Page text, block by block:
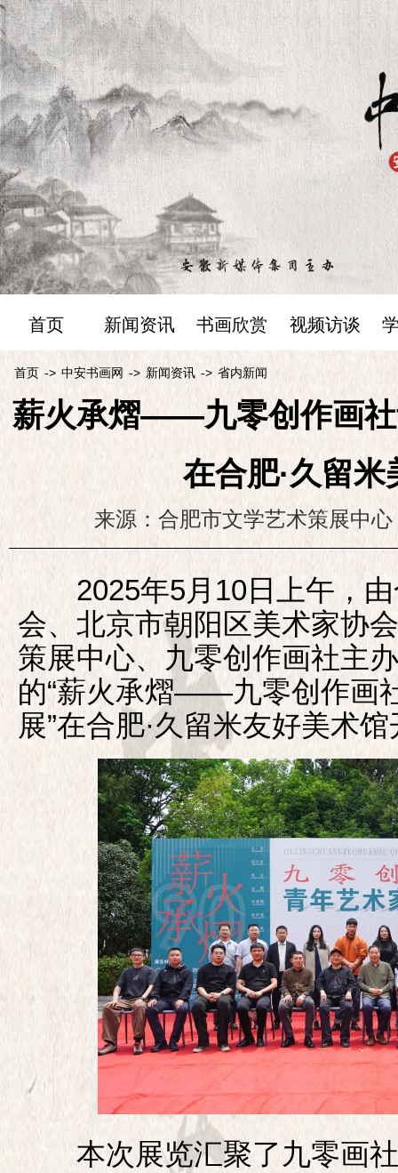
首页 新闻资讯 书画欣赏 视频访谈
首页 -> 中安书画网 -> 新闻资讯 -> 省内新闻
薪火承熠——九零创作画社
在合肥·久留
来源：合肥市文学艺术策展中心
2025年5月10日上午，由
会、北京市朝阳区美术家协
策展中心、九零创作画社主
的“薪火承熠——九零创作画
展”在合肥·久留米友好美术馆
本次展览汇聚了九零画